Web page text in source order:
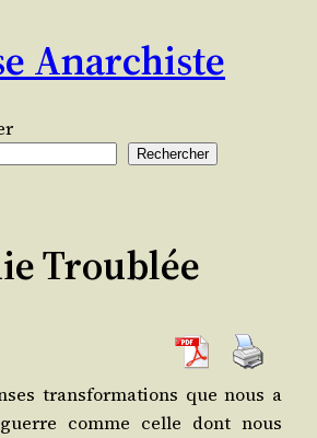
Anarchiste
Rechercher
Troublée
trans­for­ma­tions que nous a
comme celle dont nous